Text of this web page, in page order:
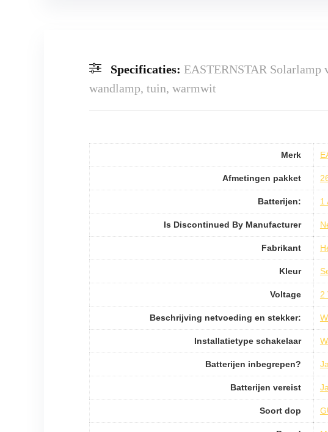
Specificaties: EASTERNSTAR Solarlamp
wandlamp, tuin, warmwit
Merk
Afmetingen pakket
Batterijen: 1
Is Discontinued By Manufacturer
Fabrikant
Kleur
Voltage 2
Beschrijving netvoeding en stekker:
Installatietype schakelaar
Batterijen inbegrepen?
Batterijen vereist
Soort dop